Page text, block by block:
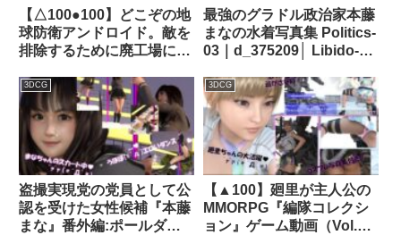
【△100●100】どこぞの地
球防衛アンドロイド。敵を
排除するために廃工場に潜
その義体のせいで現地の人
類レジスタンス男性にヤら
れてしまう。（乳房露出・
バック編）｜d_260851│
Libido-Labo
最強のグラドル政治家本藤
まなの水着写真集 Politics-
03｜d_375209│ Libido-
3DCG
盗撮実現党の党員として公
認を受けた女性候補『本藤
まな』番外編:ポールダン
3DCG
【▲100】廻里が主人公の
MMORPG『編隊コレクシ
ョン』ゲーム動画（Vol.1: